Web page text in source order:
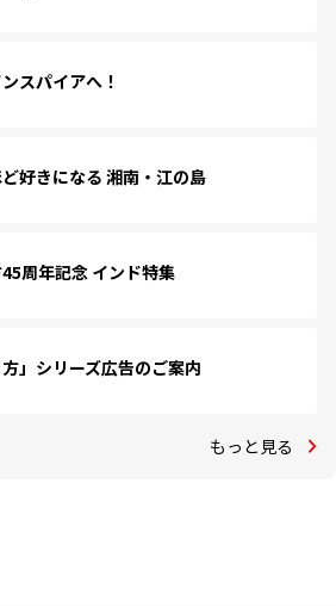
スパイアへ！
好きになる 湘南・江の島
周年記念 インド特集
方」シリーズ広告のご案内
もっと見る